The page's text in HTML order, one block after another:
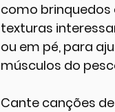
como brinquedos
texturas
ou em pé, para
músculos do
Cante canções